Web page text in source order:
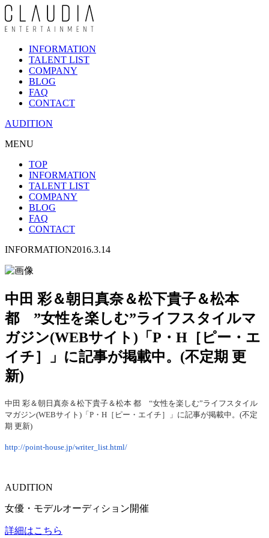
INFORMATION
TALENT LIST
COMPANY
BLOG
FAQ
CONTACT
AUDITION
MENU
TOP
INFORMATION
TALENT LIST
COMPANY
BLOG
FAQ
CONTACT
INFORMATION2016.3.14
中田 彩＆朝日真奈＆松下貴子＆松本
都 ”女性を楽しむ”ライフスタイルマ
ガジン(WEBサイト)「P・H［ピー・エ
イチ］」に記事が掲載中。(不定期 更
新)
中田 彩＆朝日真奈＆松下貴子＆松本 都 “女性を楽しむ”ライフスタイル
マガジン(WEBサイト)「P・H［ピー・エイチ］」に記事が掲載中。(不定
期 更新)
http://point-house.jp/writer_list.html/
AUDITION
女優・モデルオーディション開催
詳細はこちら